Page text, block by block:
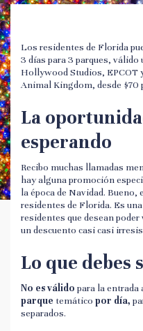
Los residentes de Florida
3 días para 3 parques,
Hollywood Studios, EPCOT
Animal Kingdom, desde $70
La
esperando
Recibo muchas llamadas
hay alguna promoción
la época de Navidad.
residentes de Florida. Es
residentes que desean
un descuento casi casi
Lo que debes
No es válido para la entrada
parque temático por día,
separados.